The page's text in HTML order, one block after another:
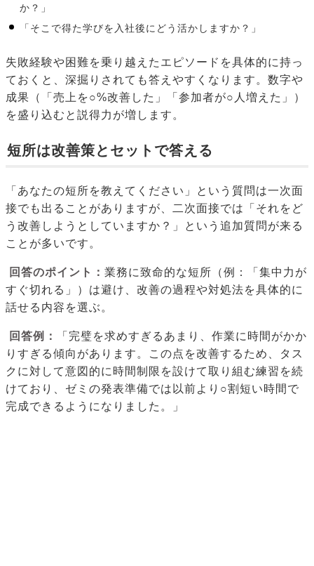
か？」
「そこで得た学びを入社後にどう活かしますか？」
失敗経験や困難を乗り越えたエピソードを具体的に持っ
ておくと、深掘りされても答えやすくなります。数字や
成果（「売上を○%改善した」「参加者が○人増えた」）
を盛り込むと説得力が増します。
短所は改善策とセットで答える
「あなたの短所を教えてください」という質問は一次面
接でも出ることがありますが、二次面接では「それをど
う改善しようとしていますか？」という追加質問が来る
ことが多いです。
回答のポイント： 業務に致命的な短所（例：「集中力が
すぐ切れる」）は避け、改善の過程や対処法を具体的に
話せる内容を選ぶ。
回答例：
「完璧を求めすぎるあまり、作業に時間がかか
りすぎる傾向があります。この点を改善するため、タス
クに対して意図的に時間制限を設けて取り組む練習を続
けており、ゼミの発表準備では以前より○割短い時間で
完成できるようになりました。」